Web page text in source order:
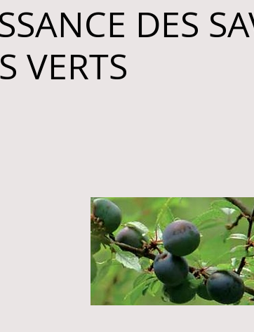
DES
VERTS